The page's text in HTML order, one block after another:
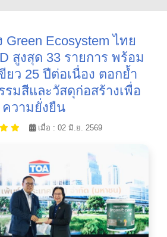
Ecosystem ไทย
สูงสุด 33 รายการ พร้อม
ยว 25 ปีต่อเนื่อง ตอกย้ำ
มสีและวัสดุก่อสร้างเพื่อ
ความยั่งยืน
เมื่อ : 02 มิ.ย. 2569